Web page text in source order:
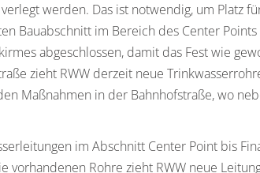
werden. Das ist notwendig, um Platz
Bauabschnitt im Bereich des Center
abgeschlossen, damit das Fest wie
zieht RWW derzeit neue
Maßnahmen in der Bahnhofstraße, wo
im Abschnitt Center Point bis
vorhandenen Rohre zieht RWW neue